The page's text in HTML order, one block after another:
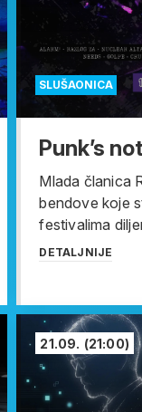
SLUŠAONICA
Punk’s
Mlada članica
bendove koje
festivalima
DETALJNIJE
21.09. (21:00)